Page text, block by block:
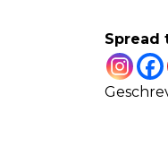
Spread